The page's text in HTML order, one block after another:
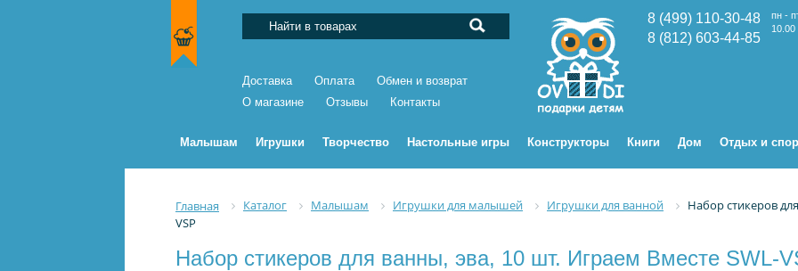
Доставка Оплата
Обмен и возврат
О магазине
Отзывы Контакты
8 (499) 110-30-48
пн -
10.00
8 (812) 603-44-85
Малышам Игрушки Творчество Настольные игры Конструкторы Книги Дом Отдых и
Главная Каталог Малышам Игрушки для малышей Игрушки для ванной
Набор стикеров
VSP
Набор стикеров для ванны, эва, 10 шт. Играем Вместе SWL-